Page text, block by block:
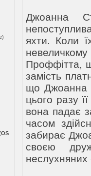
Джоанна
яхти. Коли
Проффітта,
замість
що Джоанна
цього разу
вона падає
часом
забирає
своєю